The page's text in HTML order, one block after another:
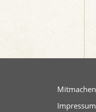
Mitmachen
Impressum